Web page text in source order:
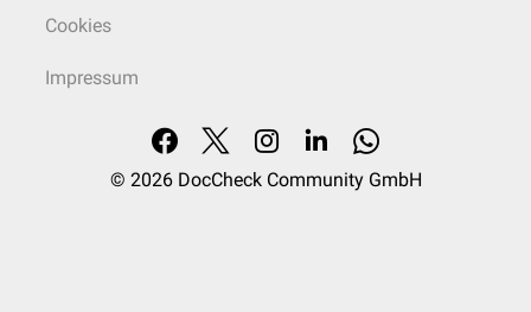
Cookies
Impressum
© 2026 DocCheck Community GmbH